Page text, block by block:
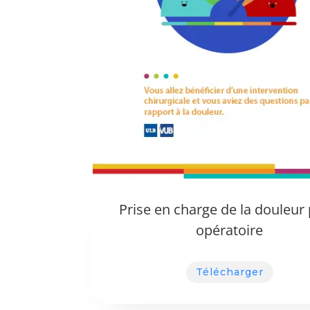
Prise en charge de la douleur
opératoire
Télécharger